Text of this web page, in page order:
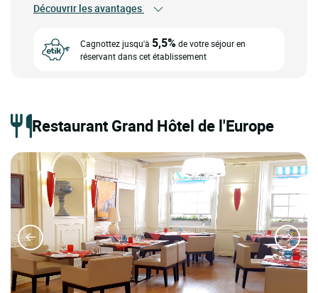
Découvrir les avantages
Cagnottez jusqu'à 5,5%de votre séjour en
réservant dans cet établissement
Restaurant Grand Hôtel de l'Europe